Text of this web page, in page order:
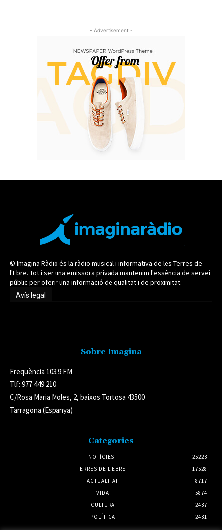
- Advertisement -
© Imagina Ràdio és la ràdio musical i informativa de les Terres de
l'Ebre. Tot i ser una emissora privada mantenim l'essència de servei
públic per oferir una informació de qualitat i de proximitat.
Avís legal
Sobre Imagina
Freqüència 103.9 FM
Tlf: 977 449 210
C/Rosa Maria Moles, 2, baixos Tortosa 43500
Tarragona (Espanya)
Categories
NOTÍCIES
25223
TERRES DE L'EBRE
17528
ACTUALITAT
8717
VIDA
5874
CULTURA
2437
POLÍTICA
2431